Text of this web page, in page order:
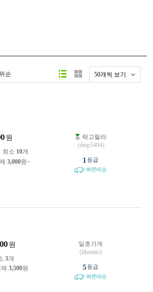
순 50개씩 보기
원
최소 10개
3,000원~
락고릴라
(dmp5494)
1 등급
빠른배송
원
3개
3,500원
일호가게
(ilhomkt)
5등급
빠른배송